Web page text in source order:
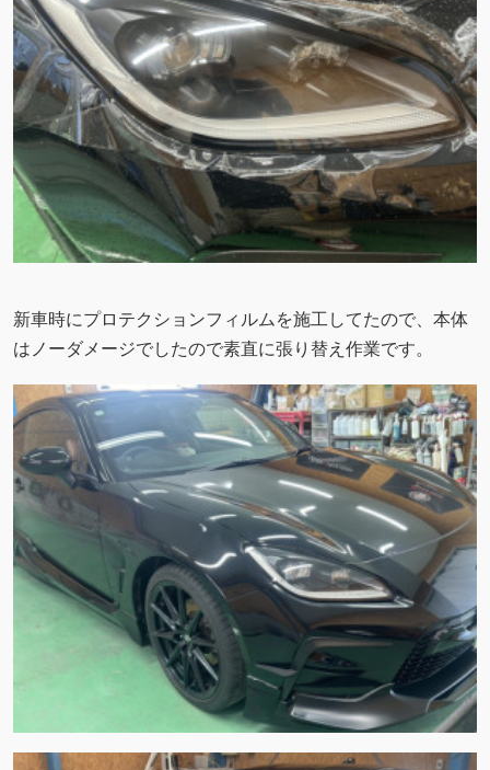
新車時にプロテクションフィルムを施工してたので、本体
はノーダメージでしたので素直に張り替え作業です。